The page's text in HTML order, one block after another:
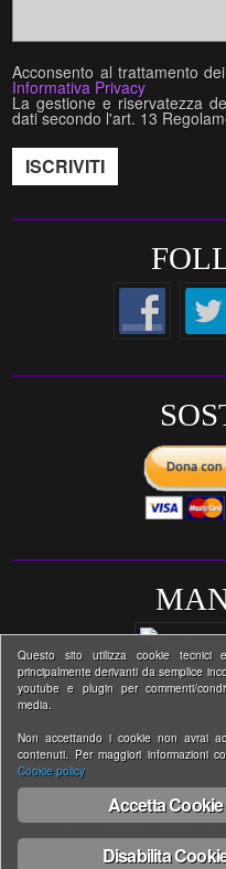
Acconsento al trattamento
Informativa Privacy
La gestione e riservatezza
dati secondo l'art. 13
Informativa estesa
↑ BACK
Questo sito utilizza cookie tecnici
principalmente derivanti da semplice
youtube e plugin per commenti/
media.
Non accettando i cookie non avrai
contenuti. Per maggiori informazioni
Cookie policy
Accetta Cookie
Disabilita